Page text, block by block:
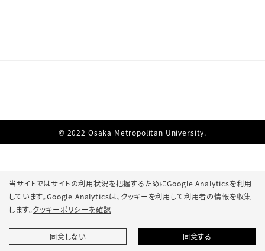
当サイトではサイトの利用状況を把握するためにGoogle Analyticsを利用
しています。Google Analyticsは、 クッキーを利用して利用者の情報を収集
します。クッキーポリシーを確認
同意しない 同意する
© 2022 Osaka Metropolitan University.